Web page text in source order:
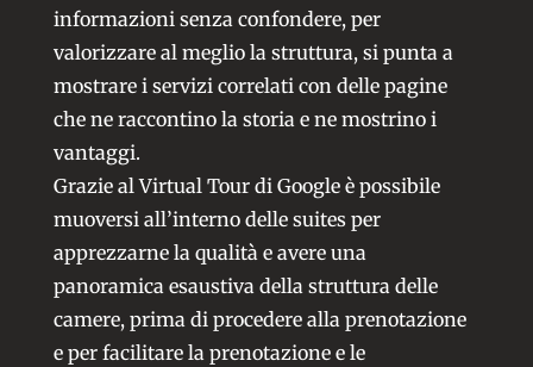
informazioni senza confondere, per
valorizzare al meglio la struttura, si punta a
mostrare i servizi correlati con delle pagine
che ne raccontino la storia e ne mostrino i
vantaggi.
Grazie al Virtual Tour di Google è possibile
muoversi all’interno delle suites per
apprezzarne la qualità e avere una
panoramica esaustiva della struttura delle
camere, prima di procedere alla prenotazione
e per facilitare la prenotazione e le